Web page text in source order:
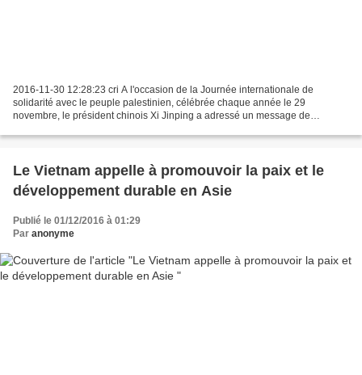
2016-11-30 12:28:23 cri A l'occasion de la Journée internationale de
solidarité avec le peuple palestinien, célébrée chaque année le 29
novembre, le président chinois Xi Jinping a adressé un message de
Le Vietnam appelle à promouvoir la paix et le
développement durable en Asie
Publié le 01/12/2016 à 01:29
Par anonyme